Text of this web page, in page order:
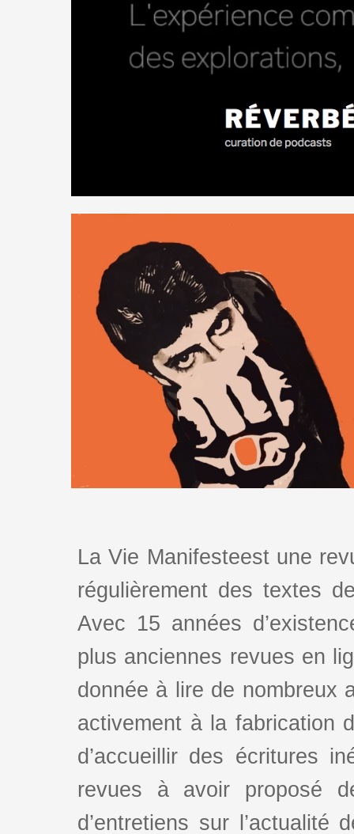
La Vie Manifesteest une
régulièrement des textes
Avec 15 années
plus anciennes revues en
donnée à lire de nombreux
activement à la fabrication
d’accueillir des écritures
revues à avoir proposé
d’entretiens sur l’actualité